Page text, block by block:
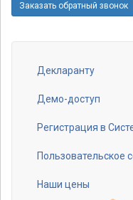
Заказать обратный звонок
Footer
menu
Декларанту
Демо-доступ
Регистрация в
Пользовательское
Наши цены